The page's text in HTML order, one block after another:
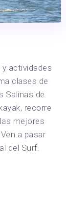
actividades
clases de
Salinas de
recorre
mejores
a pasar
del Surf.